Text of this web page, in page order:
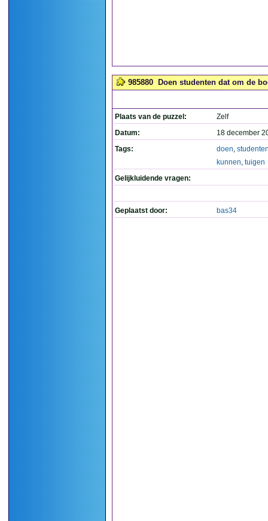
985880 Doen studenten dat om de
Plaats van de puzzel:
Zelf
Datum:
18 december
Tags:
doen,
kunnen, tuigen
Gelijkluidende vragen:
Geplaatst door: bas34